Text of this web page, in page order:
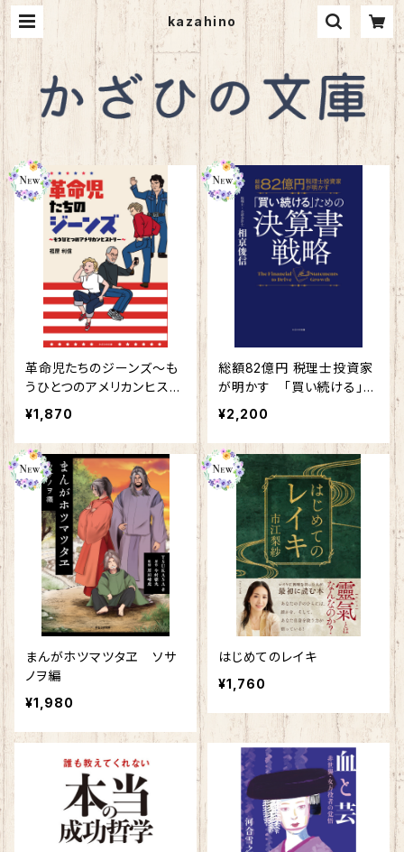
kazahino
革命児たちのジーンズ～も
うひとつのアメリカンヒスト
リー～
¥1,870
総額82億円 税理士投資家
が明かす 「買い続ける」た
めの決算書戦略
¥2,200
まんがホツマツタヱ ソサ
ノヲ編
¥1,980
はじめてのレイキ
¥1,760